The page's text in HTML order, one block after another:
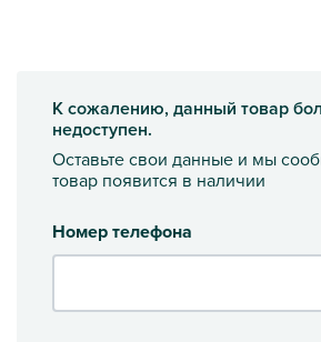
К сожалению, данный товар
недоступен.
Оставьте свои данные и мы
товар появится в наличии
Номер телефона